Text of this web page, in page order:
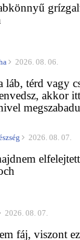
2026. 08. 06.
láb, térd vagy
akkor
2026. 08. 07.
2026. 08. 07.
fáj, viszont